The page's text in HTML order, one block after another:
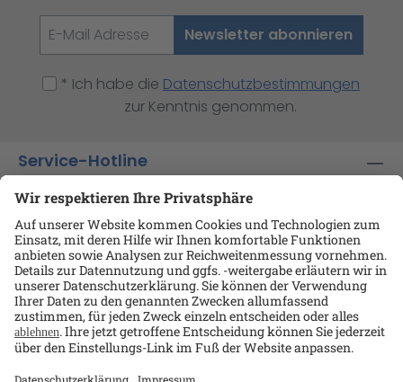
Newsletter abonnieren
* Ich habe die Datenschutzbestimmungen
zur Kenntnis genommen.
Service-Hotline
Shop-Service
Informationen
Ansprechpartner Kontakt